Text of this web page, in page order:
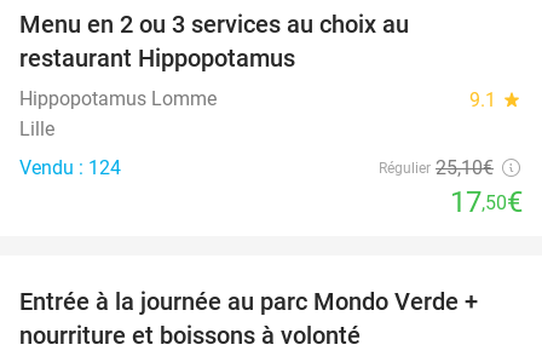
Menu en 2 ou 3 services au choix au
restaurant Hippopotamus
Hippopotamus Lomme 9.1 star
Lille
Vendu : 124
Régulier 25,10€
17,50€
25%
Entrée à la journée au parc Mondo Verde +
nourriture et boissons à volonté